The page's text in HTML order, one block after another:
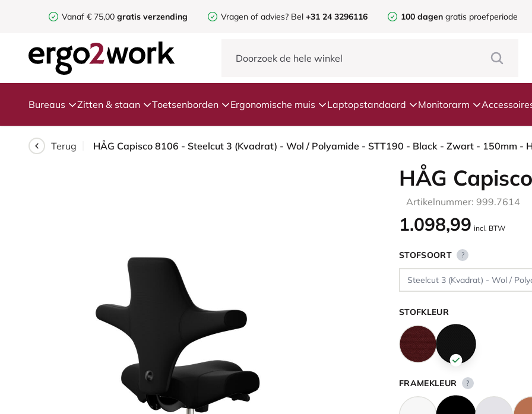
Vanaf € 75,00 gratis verzending Vragen of advies? Bel +31 24 3296116 100 dagen gratis proefperiode
Bureaus Zitten & staan Toetsenborden Ergonomische muis Laptopstandaard Monitorarm
Terug HÅG Capisco 8106 - Steelcut 3 (Kvadrat) - Wol / Polyamide - STT190 - Black - Zwart - 150mm -
HÅG
Artikelnummer: 999.7614
1.098,99 incl. BTW
STOFSOORT ?
STOFKLEUR
FRAMEKLEUR ?